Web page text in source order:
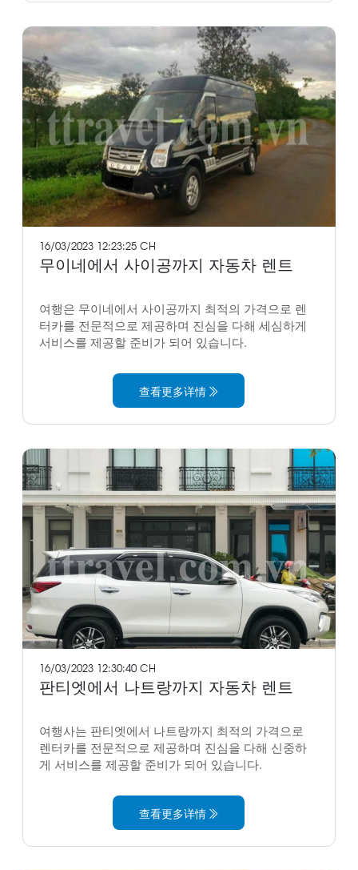
16/03/2023 12:23:25 CH
무이네에서 사이공까지 자동차 렌트
여행은 무이네에서 사이공까지 최적의 가격으로 렌
터카를 전문적으로 제공하며 진심을 다해 세심하게
서비스를 제공할 준비가 되어 있습니다.
查看更多详情
16/03/2023 12:30:40 CH
판티엣에서 나트랑까지 자동차 렌트
여행사는 판티엣에서 나트랑까지 최적의 가격으로
렌터카를 전문적으로 제공하며 진심을 다해 신중하
게 서비스를 제공할 준비가 되어 있습니다.
查看更多详情